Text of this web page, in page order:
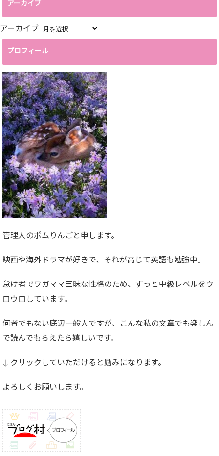
アーカイブ
アーカイブ
プロフィール
管理人のポムりんごと申します。
映画や海外ドラマが好きで、それが高じて英語も勉強中。
怠け者でワガママ三昧な性格のため、ずっと中級レベルをウ
ロウロしています。
何者でもない底辺一般人ですが、こんな私の文章でも楽しん
で読んでもらえたら嬉しいです。
↓ クリックしていただけると励みになります。
よろしくお願いします。